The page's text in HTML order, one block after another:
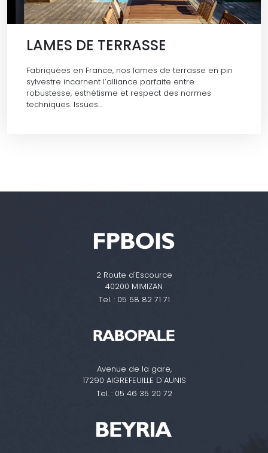
LAMES DE TERRASSE
Fabriquées en France, nos lames de terrasse en pin
sylvestre incarnent l’alliance parfaite entre
robustesse, esthétisme et respect des normes
techniques. Issues…
2 Route d'Escource
40200 MIMIZAN
Tel. : 05 58 82 71 71
Avenue de la gare,
17290 AIGREFEUILLE D'AUNIS
Tel. : 05 46 35 20 72